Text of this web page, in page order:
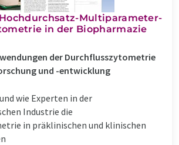
Multiparameter-
in der Biopharmazie
der Durchflusszytometrie
und -entwicklung
wie Experten in der
Industrie die
in präklinischen und klinischen